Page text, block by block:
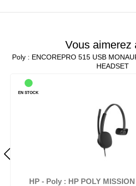
Vous aimerez
Poly : ENCOREPRO 515 USB
HEADSET
MONAURAL
HP - Poly